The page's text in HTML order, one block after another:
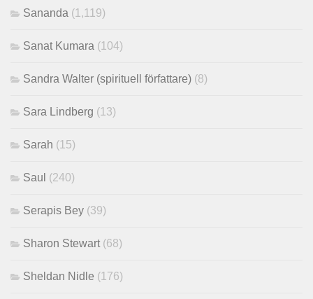
Sananda (1,119)
Sanat Kumara (104)
Sandra Walter (spirituell författare) (8)
Sara Lindberg (13)
Sarah (15)
Saul (240)
Serapis Bey (39)
Sharon Stewart (68)
Sheldan Nidle (176)